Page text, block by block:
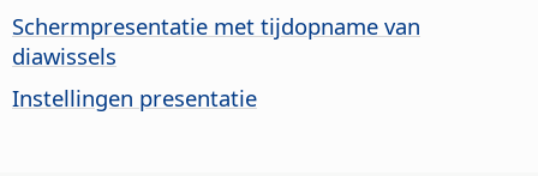
Schermpresentatie met tijdopname van
diawissels
Instellingen presentatie